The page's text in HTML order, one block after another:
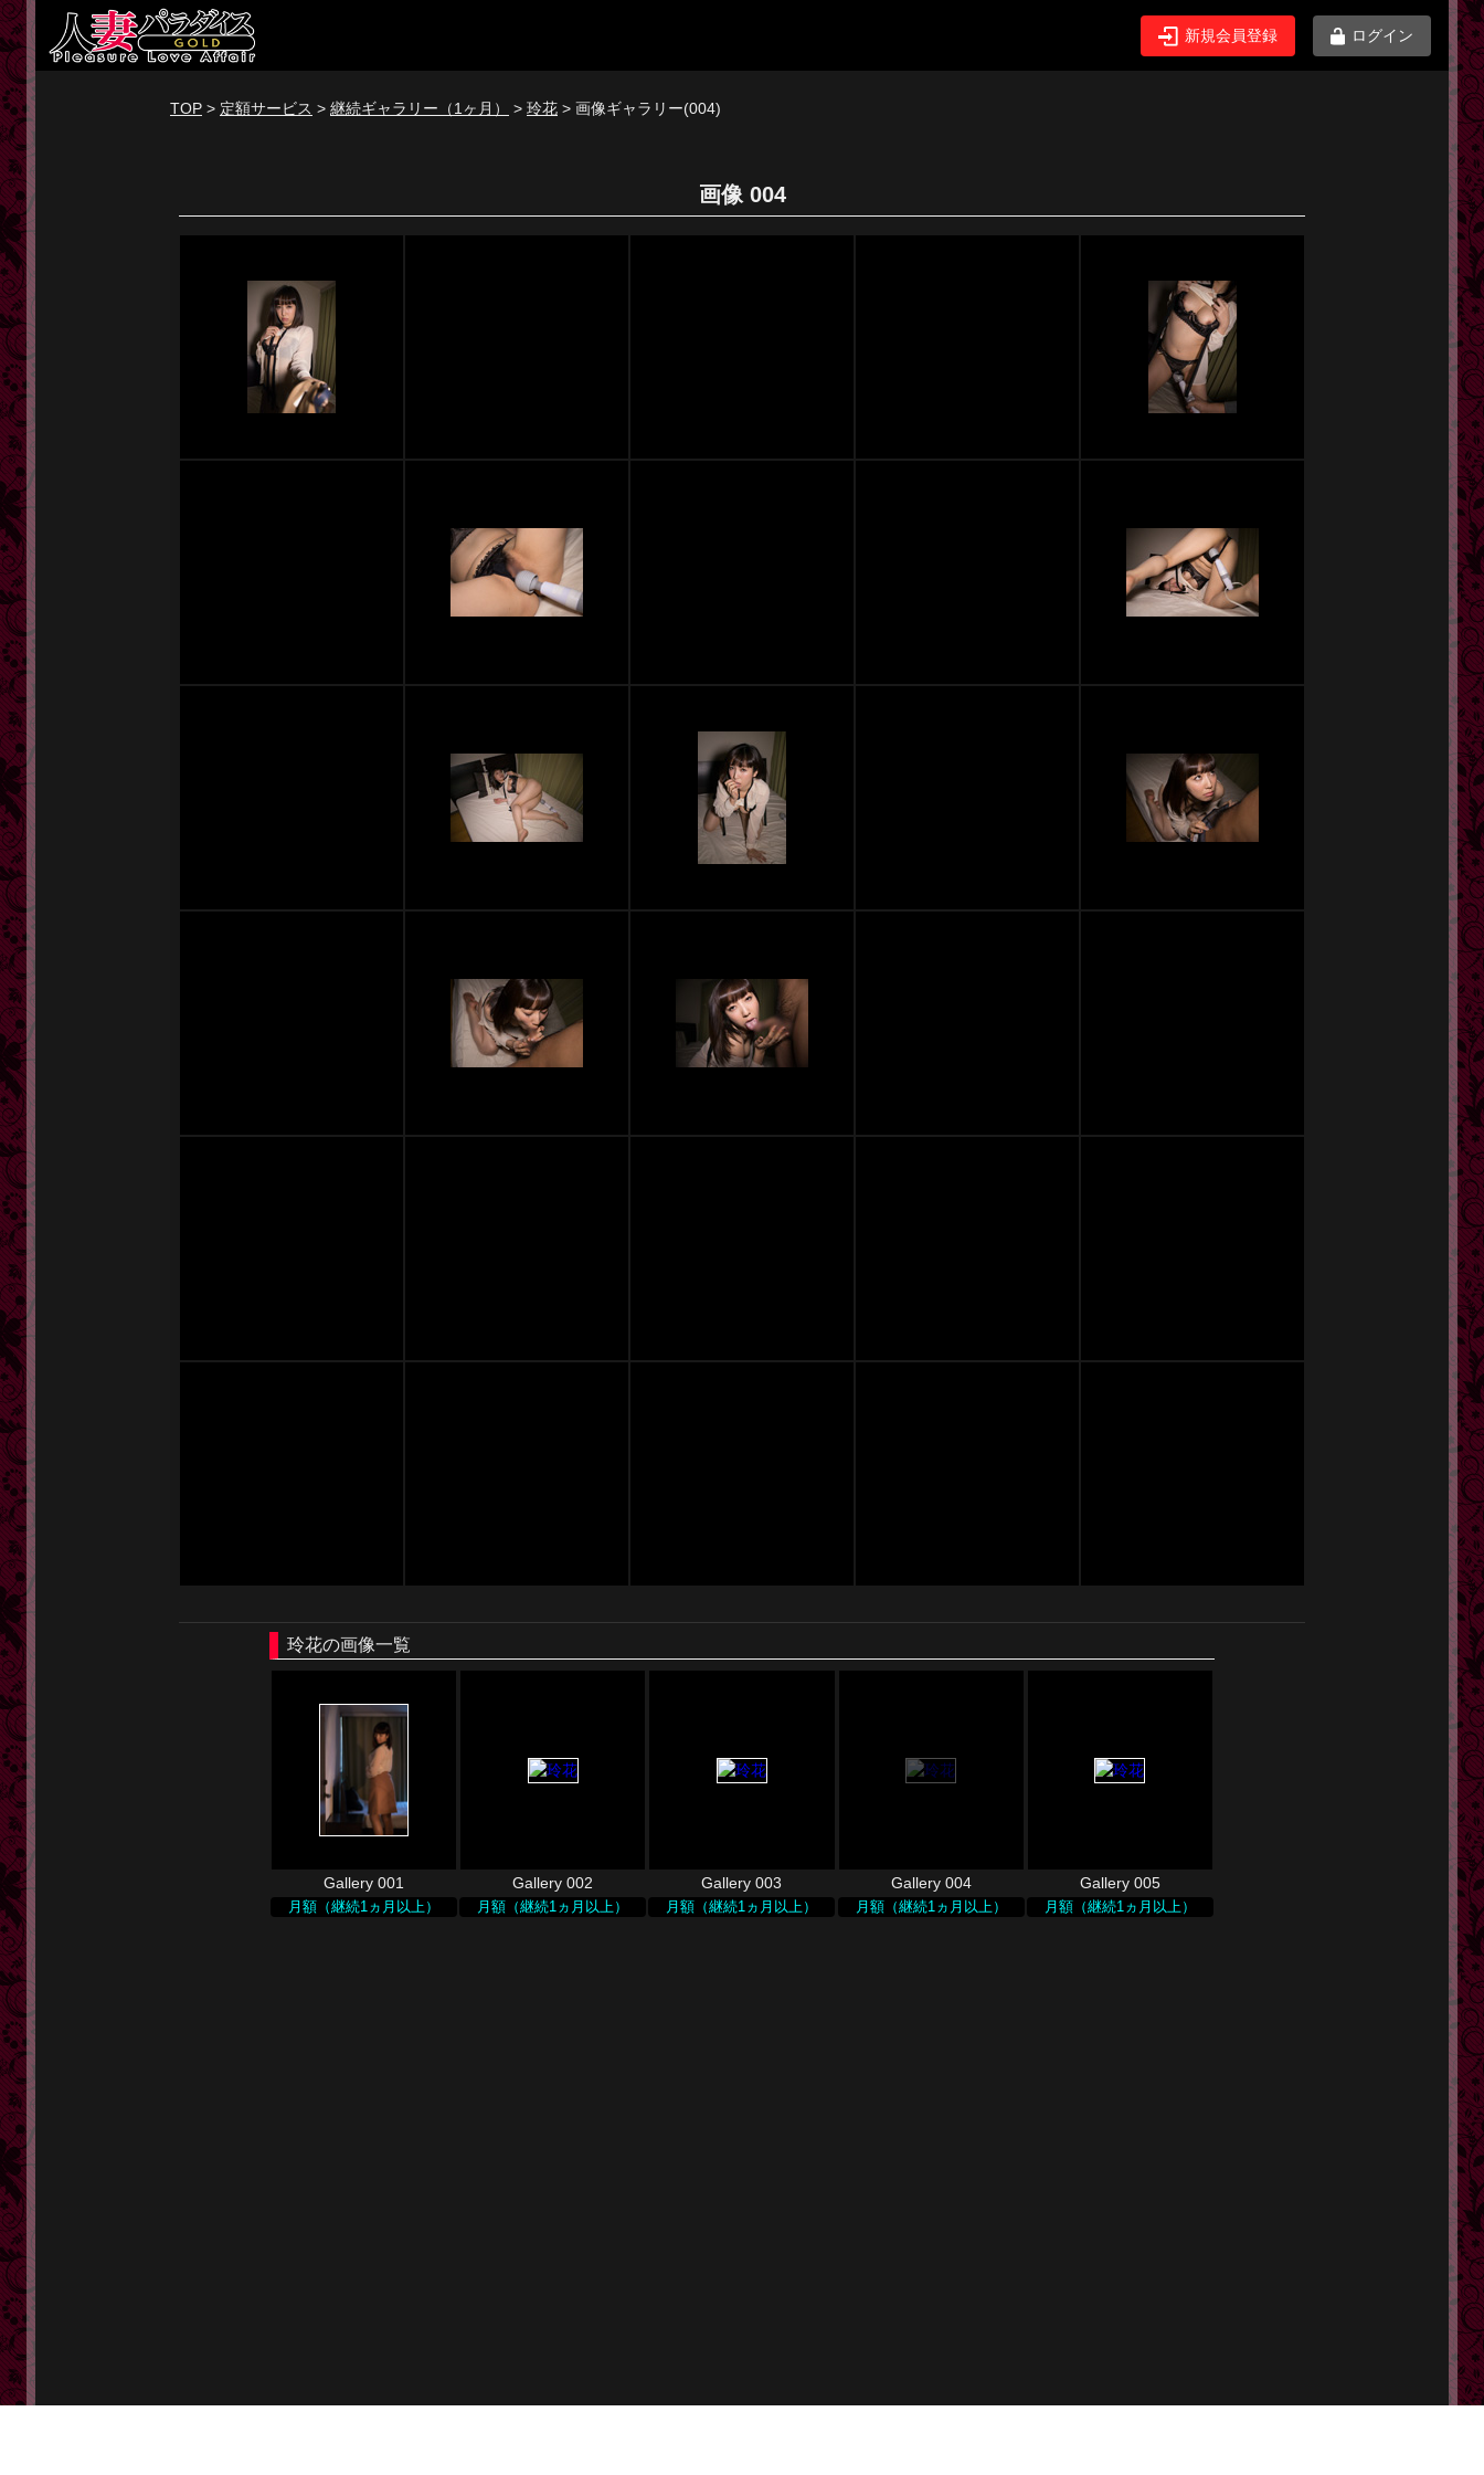
新規会員登録 ログイン
ログイン
トップページ
定額サービス
[定額] 期間限定ギャラリー
[定額] 継続1カ月ギャラリー
[定額] 継続3カ月ギャラリー
[定額] 継続6カ月ギャラリー
定額奥様一覧
単品販売
ヘルプ
お問い合わせ
TOP > 定額サービス > 継続ギャラリー（1ヶ月） > 玲花 > 画像ギャラリー(004)
画像 004
玲花の画像一覧
Gallery 001
月額（継続1ヵ月以上）
Gallery 002
月額（継続1ヵ月以上）
Gallery 003
月額（継続1ヵ月以上）
Gallery 004
月額（継続1ヵ月以上）
Gallery 005
月額（継続1ヵ月以上）